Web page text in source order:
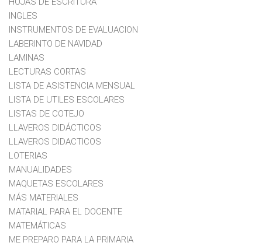
INGLES
INSTRUMENTOS DE EVALUACION
LABERINTO DE NAVIDAD
LAMINAS
LECTURAS CORTAS
LISTA DE ASISTENCIA MENSUAL
LISTA DE UTILES ESCOLARES
LISTAS DE COTEJO
LLAVEROS DIDÁCTICOS
LLAVEROS DIDACTICOS
LOTERIAS
MANUALIDADES
MAQUETAS ESCOLARES
MÁS MATERIALES
MATARIAL PARA EL DOCENTE
MATEMÁTICAS
ME PREPARO PARA LA PRIMARIA